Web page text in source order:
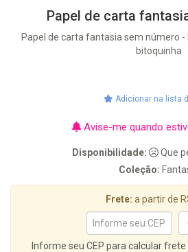
Papel de carta
Papel de carta fantasia sem número -
bitoquinha
Adicionar na lista
Avise-me quando
Disponibilidade:
Que
Coleção:
Frete: a partir de
Informe seu CEP para calcular